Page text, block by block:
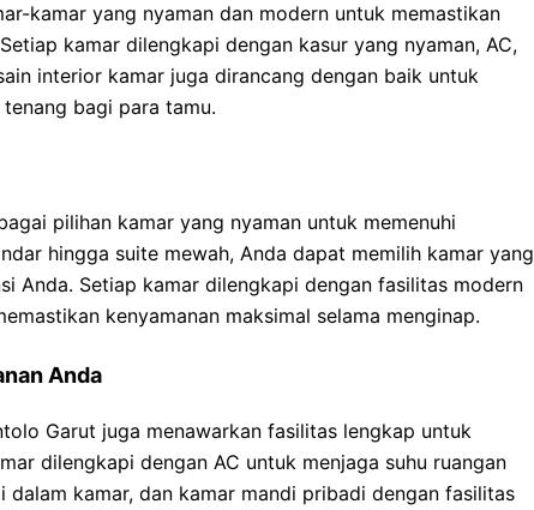
kamar yang nyaman dan modern untuk memastikan
kamar dilengkapi dengan kasur yang nyaman, AC,
interior kamar juga dirancang dengan baik untuk
bagi para tamu.
pilihan kamar yang nyaman untuk memenuhi
hingga suite mewah, Anda dapat memilih kamar yang
Anda. Setiap kamar dilengkapi dengan fasilitas modern
kenyamanan maksimal selama menginap.
Anda
Garut juga menawarkan fasilitas lengkap untuk
dilengkapi dengan AC untuk menjaga suhu ruangan
kamar, dan kamar mandi pribadi dengan fasilitas